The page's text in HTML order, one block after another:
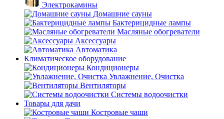
Электрокамины
Домашние сауны
Бактерицидные лампы
Масляные обогреватели
Аксессуары
Автоматика
Климатическое оборудование
Кондиционеры
Увлажнение, Очистка
Вентиляторы
Системы водоочистки
Товары для дачи
Костровые чаши